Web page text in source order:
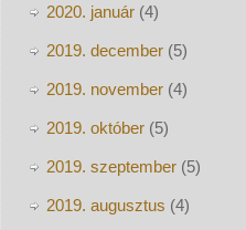
2020. január(4)
2019. december(5)
2019. november(4)
2019. október(5)
2019. szeptember(5)
2019. augusztus (4)